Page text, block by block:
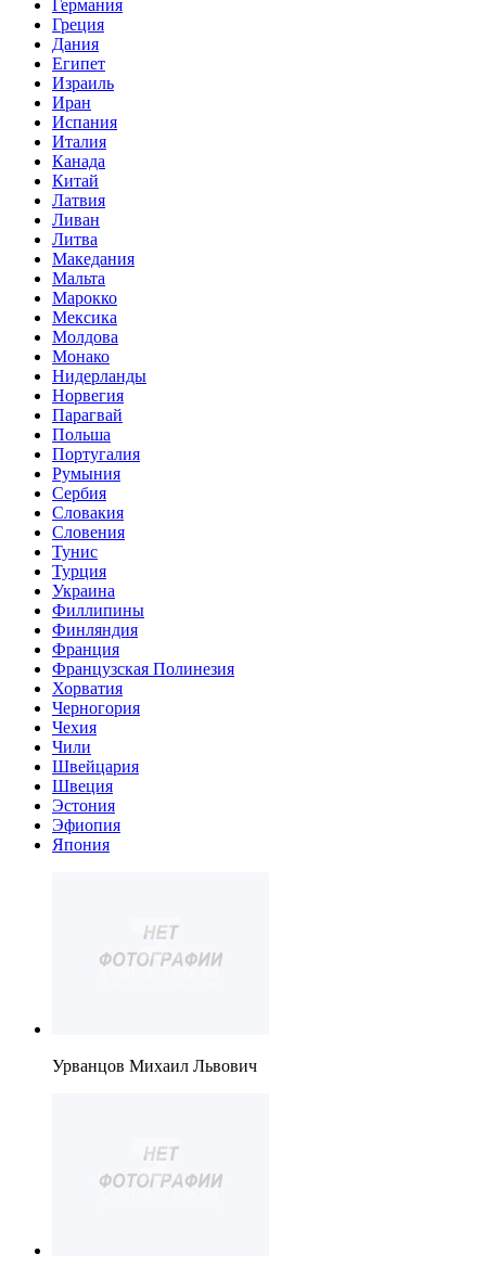
Германия
Греция
Дания
Египет
Израиль
Иран
Испания
Италия
Канада
Китай
Латвия
Ливан
Литва
Македания
Мальта
Марокко
Мексика
Молдова
Монако
Нидерланды
Норвегия
Парагвай
Польша
Португалия
Румыния
Сербия
Словакия
Словения
Тунис
Турция
Украина
Филлипины
Финляндия
Франция
Французская Полинезия
Хорватия
Черногория
Чехия
Чили
Швейцария
Швеция
Эстония
Эфиопия
Япония
Урванцов Михаил Львович